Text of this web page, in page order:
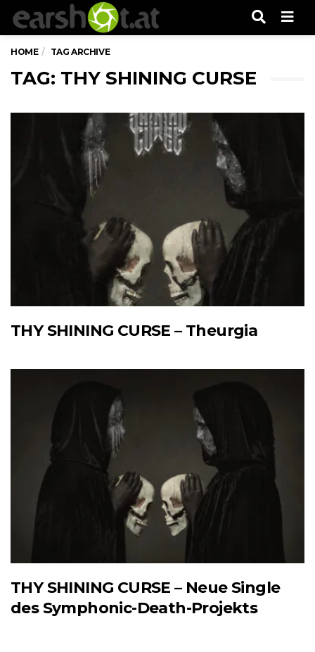
HOME TAG ARCHIVE
TAG: THY SHINING CURSE
THY SHINING CURSE – Theurgia
THY SHINING CURSE – Neue Single
des Symphonic-Death-Projekts